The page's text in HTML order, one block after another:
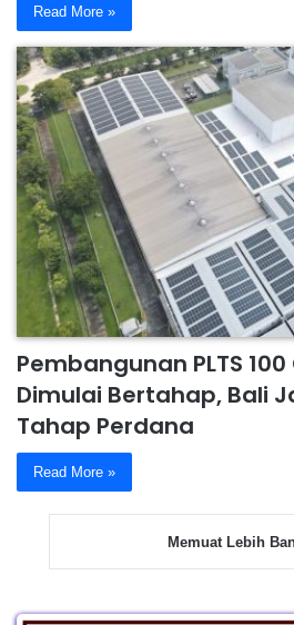
Read More »
Pembangunan PLTS 100
Dimulai Bertahap, Bali
Tahap Perdana
Read More »
Memuat Lebih